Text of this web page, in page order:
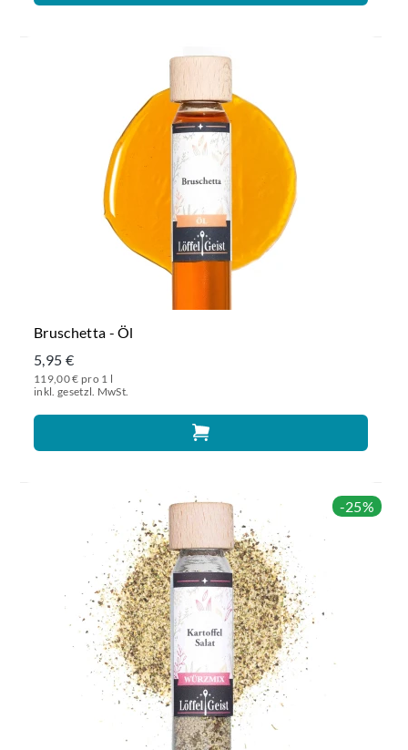
Bruschetta - Öl
5,95 €
119,00 € pro 1 l
inkl. gesetzl. MwSt.
-25%